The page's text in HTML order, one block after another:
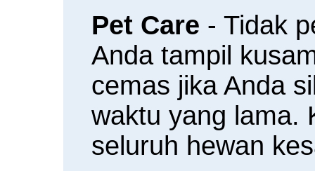
Pet Care - Tidak
Anda tampil
cemas jika Anda
waktu yang lama.
seluruh hewan